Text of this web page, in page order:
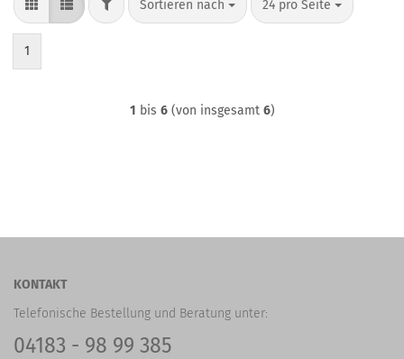
FILTERSortieren nach
Sortieren nach 24 pro Seite
pro Seite
1
1 bis 6(von insgesamt 6)
KONTAKT
Telefonische Bestellung und Beratung unter:
04183 - 98 99 385